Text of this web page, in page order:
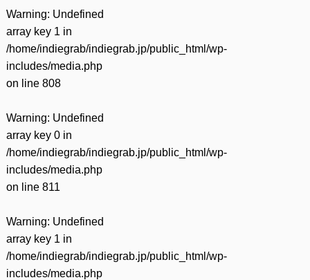
Warning: Undefined
array key 1 in
/home/indiegrab/indiegrab.jp/public_html/wp-
includes/media.php
on line 808
Warning: Undefined
array key 0 in
/home/indiegrab/indiegrab.jp/public_html/wp-
includes/media.php
on line 811
Warning: Undefined
array key 1 in
/home/indiegrab/indiegrab.jp/public_html/wp-
includes/media.php